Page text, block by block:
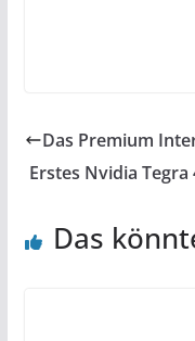
Das Premium
Erstes Nvidia
Das